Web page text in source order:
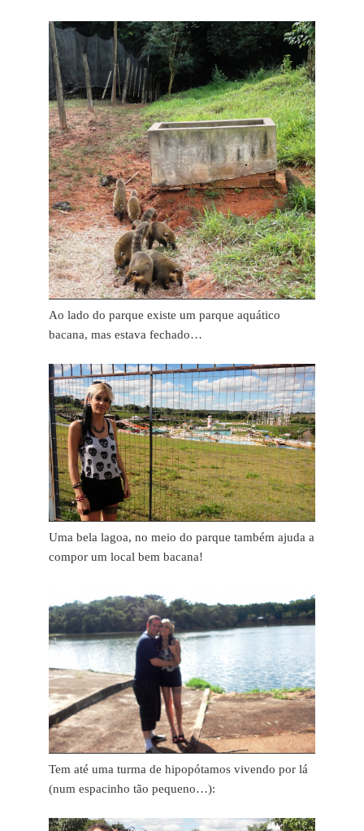
Ao lado do parque existe um parque aquático
bacana, mas estava fechado…
Uma bela lagoa, no meio do parque também ajuda a
compor um local bem bacana!
Tem até uma turma de hipopótamos vivendo por lá
(num espacinho tão pequeno…):